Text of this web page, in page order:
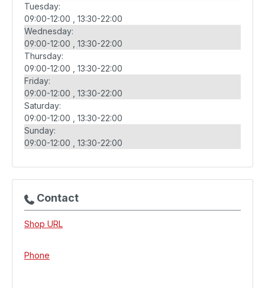
Tuesday:
09:00-12:00
13:30-22:00
Wednesday:
09:00-12:00
13:30-22:00
Thursday:
09:00-12:00
13:30-22:00
Friday:
09:00-12:00
13:30-22:00
Saturday:
09:00-12:00
13:30-22:00
Sunday:
09:00-12:00
13:30-22:00
Contact
Shop URL
Phone